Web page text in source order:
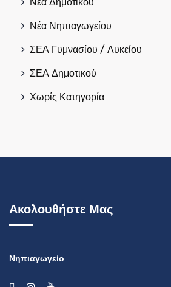
Νέα Νηπιαγωγείου
ΣΕΑ Γυμνασίου / Λυκείου
ΣΕΑ Δημοτικού
Χωρίς Κατηγορία
Ακολουθήστε Μας
Νηπιαγωγείο